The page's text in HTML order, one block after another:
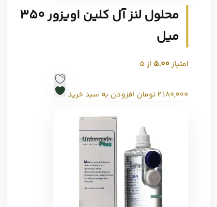
محلول لنز آل کلین اویزور 350
میل
امتیاز5.00 از 5
2,180,000 تومان افزودن به سبد خرید